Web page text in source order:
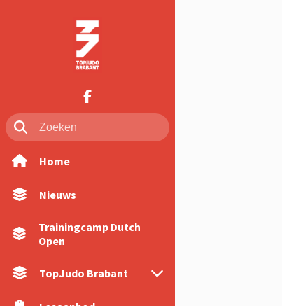
Home
Nieuws
Trainingcamp Dutch
Open
TopJudo Brabant